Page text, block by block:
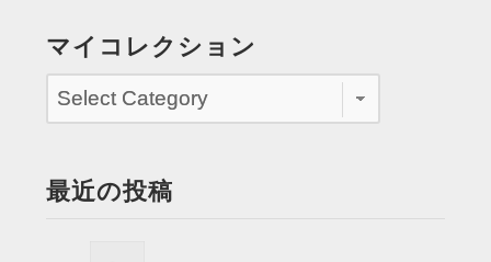
マイコレクション
最近の投稿